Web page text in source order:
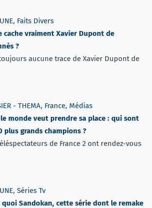
, Faits Divers
cache vraiment Xavier Dupont de
?
aucune trace de Xavier Dupont de
- THEMA, France, Médias
monde veut prendre sa place : qui sont
plus grands champions ?
de France 2 ont rendez-vous
, Séries Tv
quoi Sandokan, cette série dont le remake